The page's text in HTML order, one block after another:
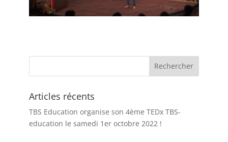
Articles récents
TBS Education organise son 4ème TEDx TBS-
education le samedi 1er octobre 2022 !